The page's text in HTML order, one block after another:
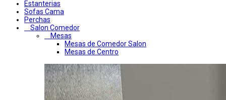
Estanterias
Sofas Cama
Perchas
Salon Comedor
Mesas
Mesas de Comedor Salon
Mesas de Centro